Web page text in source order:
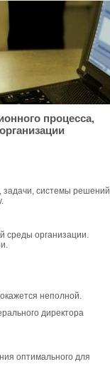
процесса,
задачи, системы решений
среды организации.
неполной.
директора
оптимального для